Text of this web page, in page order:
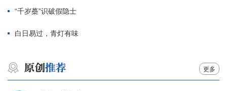
“千岁蘽”识破假隐士
白日易过，青灯有味
更多